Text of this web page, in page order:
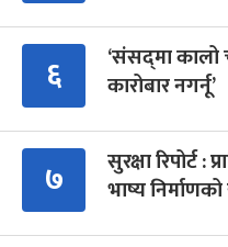
६
‘संसद्‍मा
कारोबार नगर्नू’
७
सुरक्षा रिपोर्ट
भाष्य